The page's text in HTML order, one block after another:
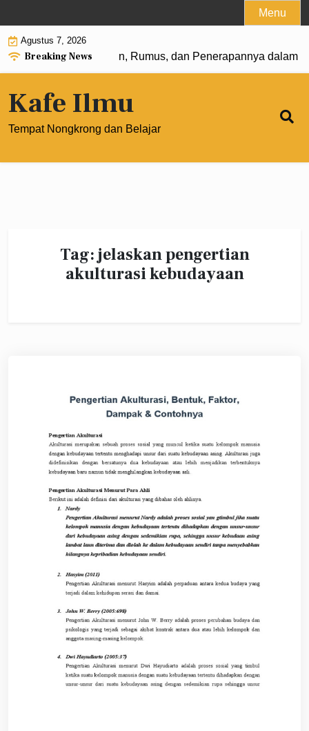
to
content
Menu
Agustus 7, 2026
Breaking News
Pangkat 0: Pengertian, Rumus, dan Penerapannya dalam
Kafe Ilmu
Tempat Nongkrong dan Belajar
Tag:jelaskan pengertian
akulturasi kebudayaan